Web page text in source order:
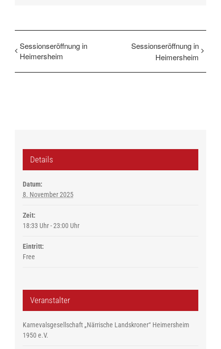
Sessionseröffnung in
Heimersheim
Sessionseröffnung in
Heimersheim
Details
Datum:
8. November 2025
Zeit:
18:33 Uhr - 23:00 Uhr
Eintritt:
Free
Veranstalter
Karnevalsgesellschaft „Närrische Landskroner“ Heimersheim
1950 e.V.